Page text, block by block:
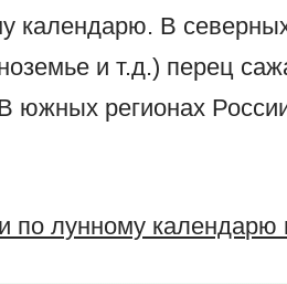
календарю. В
и т.д.) перец
южных регионах
по лунному